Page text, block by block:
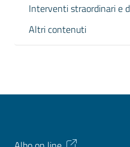
Interventi straordinari e
Altri contenuti